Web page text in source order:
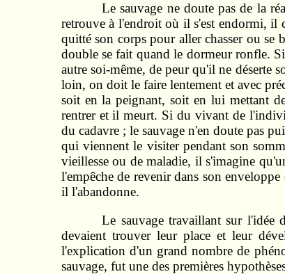
Le sauvage ne doute pas de la
retrouve à l'endroit où il s'est endormi, il
quitté son corps pour aller chasser ou se
double se fait quand le dormeur ronfle.
autre soi-même, de peur qu'il ne déserte
loin, on doit le faire lentement et avec
soit en la pei­gnant, soit en lui mettant
rentrer et il meurt. Si du vivant de
du cadavre ; le sauvage n'en doute pas
qui viennent le visiter pendant son
vieillesse ou de maladie, il s'imagine
l'empêche de revenir dans son
il l'abandonne.
Le sauvage travaillant sur l'idée
devaient trouver leur place et leur
l'explication d'un grand nombre de
sauvage, fut une des premières